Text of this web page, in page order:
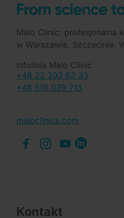
Malo Clinic: profesjonalna
w Warszawie, Szczecinie,
Infolinia Malo Clinic
+48 22 393 63 33
+48 516 039 713
maloclinics.com
Kontakt